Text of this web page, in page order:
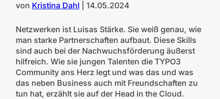
von Kristina Dahl 14.05.2024
Netzwerken ist Luisas Stärke. Sie weiß genau, wie
man starke Partnerschaften aufbaut. Diese Skills
sind auch bei der Nachwuchsförderung äußerst
hilfreich. Wie sie jungen Talenten die TYPO3
Community ans Herz legt und was das und was
das neben Business auch mit Freundschaften zu
tun hat, erzählt sie auf der Head in the Cloud.